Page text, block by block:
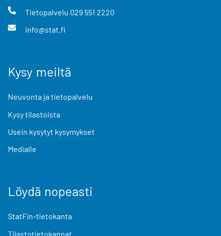
Tietopalvelu 029 551 2220
info@stat.fi
Kysy meiltä
Neuvonta ja tietopalvelu
Kysy tilastoista
Usein kysytyt kysymykset
Medialle
Löydä nopeasti
StatFin-tietokanta
Tilastotietokannat